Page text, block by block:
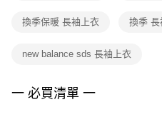
權轉讓予恩沛科技股份有限公司。
３．未成年的使用者請事先徵得法定
４．使用「AFTEE先享後付」時，將
換季保暖 長袖上衣 換季 長
new balance sds 長袖上衣
一 必買清單 一